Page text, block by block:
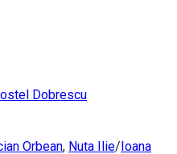
Dobrescu
Orbean, Nuta Ilie/Ioana